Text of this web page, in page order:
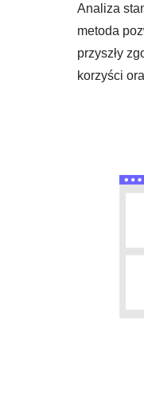
Analiza
metoda
przyszły
korzyści